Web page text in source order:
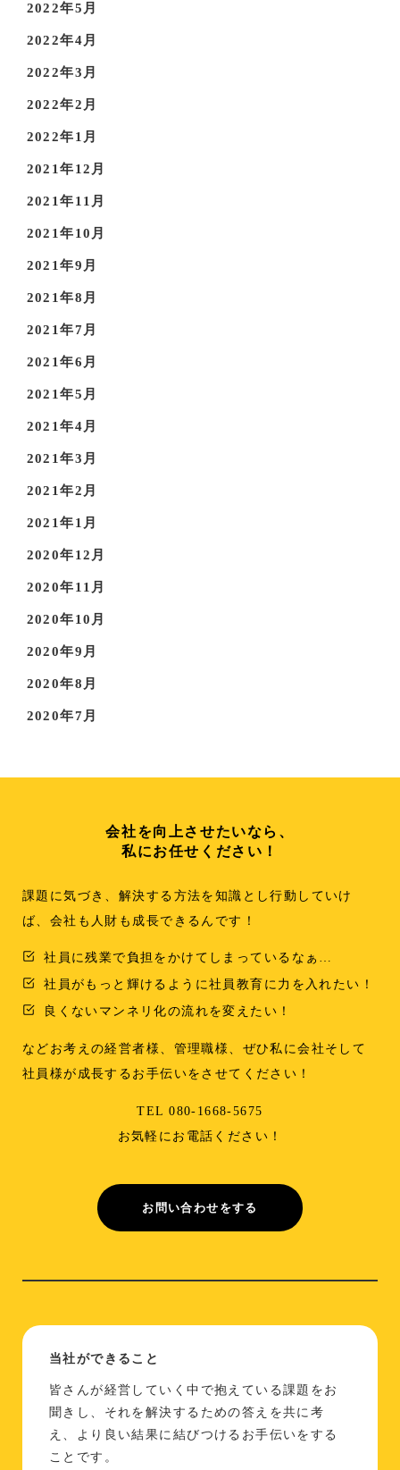
2022年5月
2022年4月
2022年3月
2022年2月
2022年1月
2021年12月
2021年11月
2021年10月
2021年9月
2021年8月
2021年7月
2021年6月
2021年5月
2021年4月
2021年3月
2021年2月
2021年1月
2020年12月
2020年11月
2020年10月
2020年9月
2020年8月
2020年7月
会社を向上させたいなら、
私にお任せください！
課題に気づき、解決する方法を知識とし行動していけ
ば、会社も人財も成長できるんです！
社員に残業で負担をかけてしまっているなぁ…
社員がもっと輝けるように社員教育に力を入れたい！
良くないマンネリ化の流れを変えたい！
などお考えの経営者様、管理職様、ぜひ私に会社そして
社員様が成長するお手伝いをさせてください！
TEL 080-1668-5675
お気軽にお電話ください！
お問い合わせをする
当社ができること
皆さんが経営していく中で抱えている課題をお
聞きし、それを解決するための答えを共に考
え、より良い結果に結びつけるお手伝いをする
ことです。